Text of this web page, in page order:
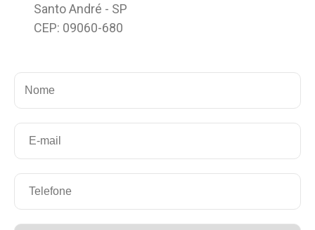
Santo André - SP
CEP: 09060-680